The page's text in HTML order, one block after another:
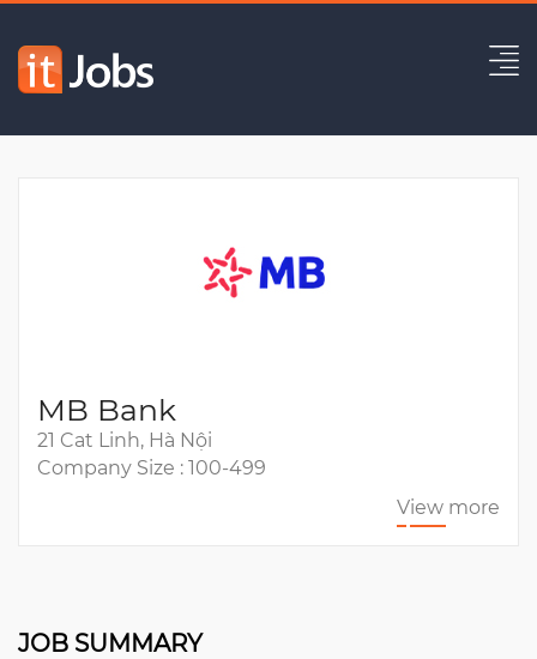
MB Bank
21 Cat Linh, Hà Nội
Company Size : 100-499
View more
JOB SUMMARY